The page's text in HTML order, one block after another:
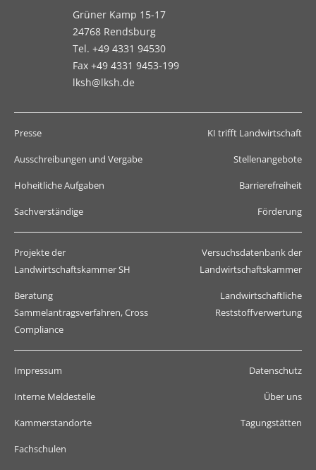
Grüner Kamp 15-17
24768 Rendsburg
Tel. +49 4331 94530
Fax +49 4331 9453-199
lksh@lksh.de
Presse KI trifft Landwirtschaft
Ausschreibungen und Vergabe Stellenangebote
Hoheitliche Aufgaben Barrierefreiheit
Sachverständige Förderung
Projekte der
Landwirtschaftskammer SH
Versuchsdatenbank der
Landwirtschaftskammer
Beratung
Sammelantragsverfahren, Cross
Compliance
Landwirtschaftliche
Reststoffverwertung
Impressum Datenschutz
Interne Meldestelle Über uns
Kammerstandorte Tagungstätten
Fachschulen